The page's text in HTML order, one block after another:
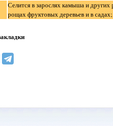
Селится в зарослях камыша и
рощах фруктовых деревьев и в